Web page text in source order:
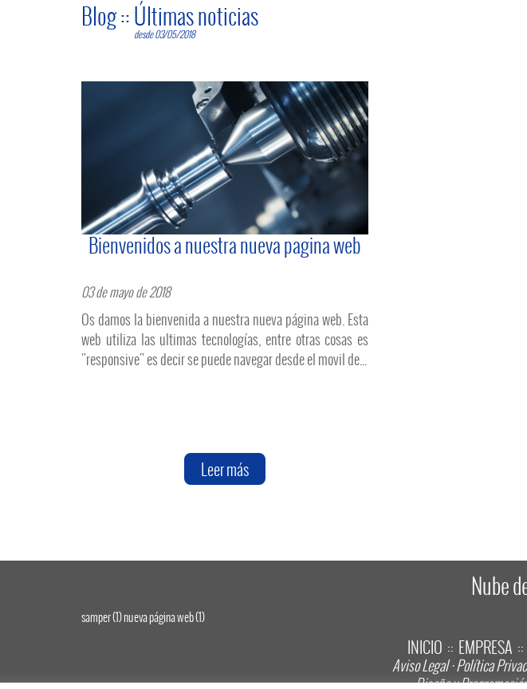
Blog::Últimas noticias
desde 03/05/2018
Bienvenidos a nuestra nueva pagina web
03 de mayo de 2018
Os damos la bienvenida a nuestra nueva página web. Esta
web utiliza las ultimas tecnologías, entre otras cosas es
"responsive" es decir se puede navegar desde el movil de...
Leer más
Nube
samper(1)nueva página web(1)
INICIO :: EMPRESA ::
Aviso Legal·Política
Diseño y